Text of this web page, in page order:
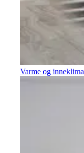
Varme og inneklima